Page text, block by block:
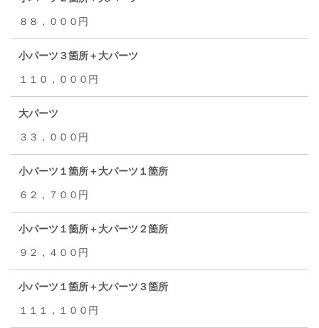
８８，０００円
小パーツ３箇所＋大パーツ
１１０，０００円
大パーツ
３３，０００円
小パーツ１箇所＋大パーツ１箇所
６２，７００円
小パーツ１箇所＋大パーツ２箇所
９２，４００円
小パーツ１箇所＋大パーツ３箇所
１１１，１００円